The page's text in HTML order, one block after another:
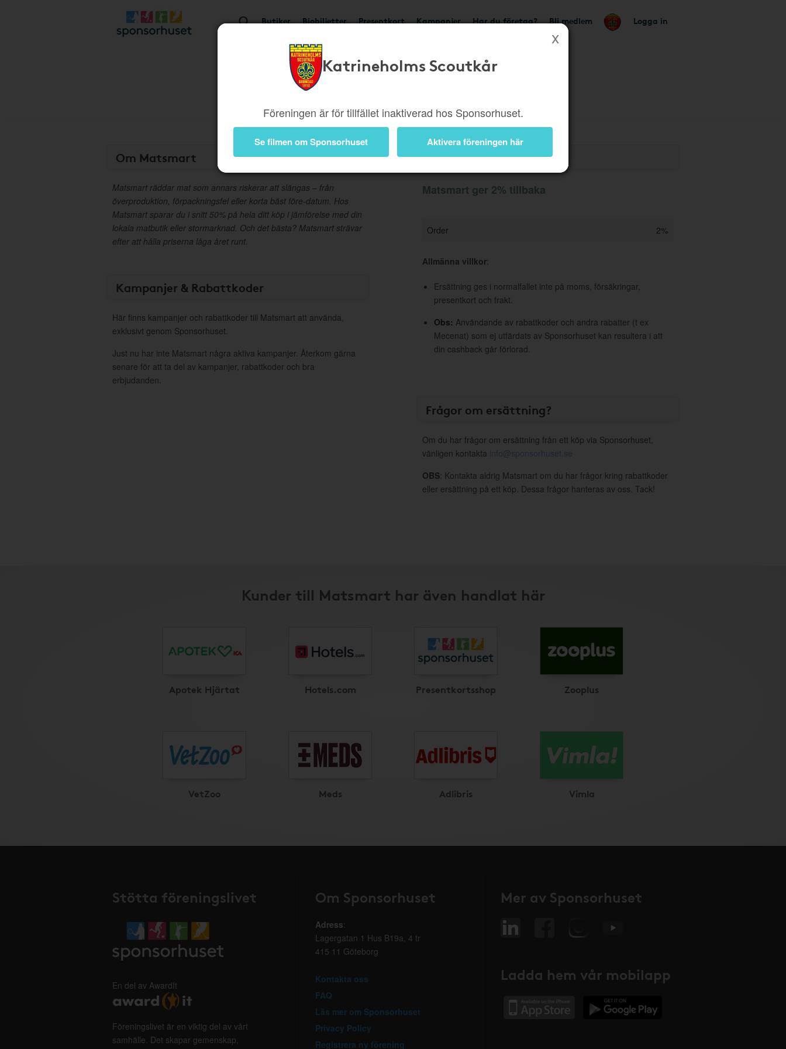
Butiker Biobiljetter Presentkort Kampanjer Har du företag? Bli medlem Logga in
Katrineholms Scoutkår
Föreningen är för tillfället inaktiverad hos Sponsorhuset.
Se filmen om Sponsorhuset Aktivera föreningen här
Om Matsmart
Matsmart räddar mat som annars riskerar att slängas – från
överproduktion, förpackningsfel eller korta bäst före-datum. Hos
Matsmart sparar du i snitt 50% på hela ditt köp i jämförelse med din
lokala matbutik eller stormarknad. Och det bästa? Matsmart strävar
efter att hålla priserna låga året runt.
Kampanjer & Rabattkoder
Här finns kampanjer och rabattkoder till Matsmart att använda,
exklusivt genom Sponsorhuset.
Just nu har inte Matsmart några aktiva kampanjer. Återkom gärna
senare för att ta del av kampanjer, rabattkoder och bra
erbjudanden.
Information
Matsmart ger 2% tillbaka
Order 2%
Allmänna villkor:
Ersättning ges i normalfallet inte på moms, försäkringar,
presentkort och frakt.
Obs: Användande av rabattkoder och andra rabatter (t ex
Mecenat) som ej utfärdats av Sponsorhuset kan resultera i att
din cashback går förlorad.
Frågor om ersättning?
Om du har frågor om ersättning från ett köp via Sponsorhuset,
vänligen kontakta info@sponsorhuset.se
OBS: Kontakta aldrig Matsmart om du har frågor kring rabattkoder
eller ersättning på ett köp. Dessa frågor hanteras av oss. Tack!
Kunder till Matsmart har även handlat här
Apotek Hjärtat Hotels.com Presentkortsshop Zooplus
VetZoo Meds Adlibris Vimla
Stötta föreningslivet
En del av AwardIt
Föreningslivet är en viktig del av vårt
samhälle. Det skapar gemenskap,
Om Sponsorhuset
Adress:
Lagergatan 1 Hus B19a, 4 tr
415 11 Göteborg
Kontakta oss
FAQ
Läs mer om Sponsorhuset
Privacy Policy
Registrera ny förening
Mer av Sponsorhuset
Ladda hem vår mobilapp